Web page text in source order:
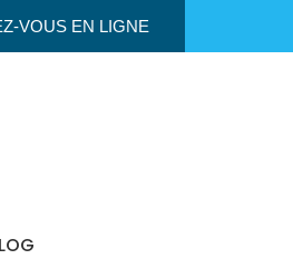
VOUS EN LIGNE